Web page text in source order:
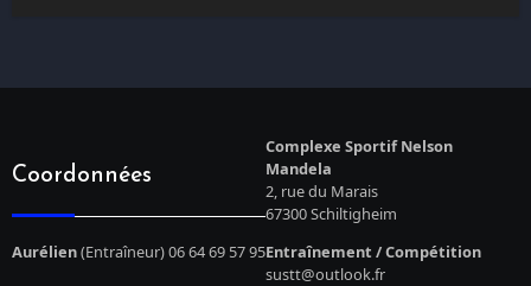
Coordonnées
Complexe Sportif Nelson
Mandela
2, rue du Marais
67300 Schiltigheim
Aurélien(Entraîneur) 06 64 69 57 95Entraînement / Compétition
sustt@outlook.fr